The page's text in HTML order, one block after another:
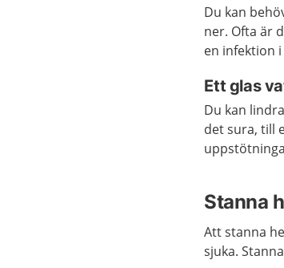
Du kan
ner. Ofta är
en infektion
Ett glas
Du kan
det sura, till
Stanna
Att stanna
sjuka.